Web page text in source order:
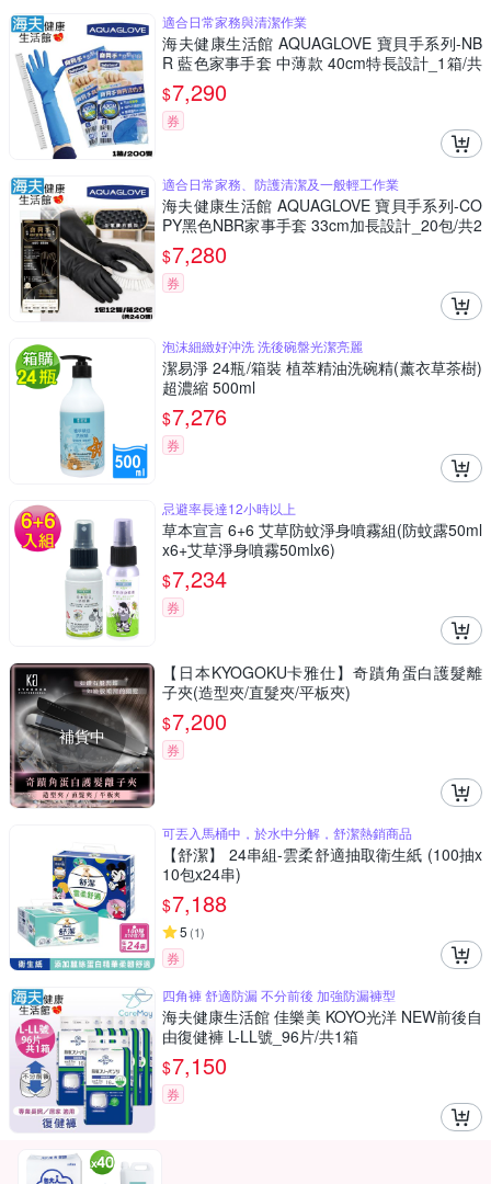
適合日常家務與清潔作業
海夫健康生活館 AQUAGLOVE 寶貝手系列-NB
R 藍色家事手套 中薄款 40cm特長設計_1箱/共
200雙
$7,290
券
適合日常家務、防護清潔及一般輕工作業
海夫健康生活館 AQUAGLOVE 寶貝手系列-CO
PY黑色NBR家事手套 33cm加長設計_20包/共2
40雙
$7,280
券
泡沫細緻好沖洗 洗後碗盤光潔亮麗
潔易淨 24瓶/箱裝 植萃精油洗碗精(薰衣草茶樹)
超濃縮 500ml
$7,276
券
忌避率長達12小時以上
草本宣言 6+6 艾草防蚊淨身噴霧組(防蚊露50ml
x6+艾草淨身噴霧50mlx6)
$7,234
券
補貨中
【日本KYOGOKU卡雅仕】奇蹟角蛋白護髮離
子夾(造型夾/直髮夾/平板夾)
$7,200
券
可丟入馬桶中，於水中分解，舒潔熱銷商品
【舒潔】 24串組-雲柔舒適抽取衛生紙 (100抽x
10包x24串)
$7,188
5 (1)
券
四角褲 舒適防漏 不分前後 加強防漏褲型
海夫健康生活館 佳樂美 KOYO光洋 NEW前後自
由復健褲 L-LL號_96片/共1箱
$7,150
券